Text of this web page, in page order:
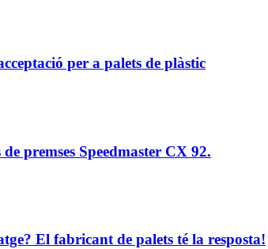
per a palets de plàstic
premses Speedmaster CX 92.
El fabricant de palets té la resposta!